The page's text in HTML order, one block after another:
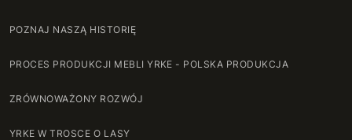
POZNAJ NASZĄ HISTORIĘ
PROCES PRODUKCJI MEBLI YRKE - POLSKA PRODUKCJA
ZRÓWNOWAŻONY ROZWÓJ
YRKE W TROSCE O LASY